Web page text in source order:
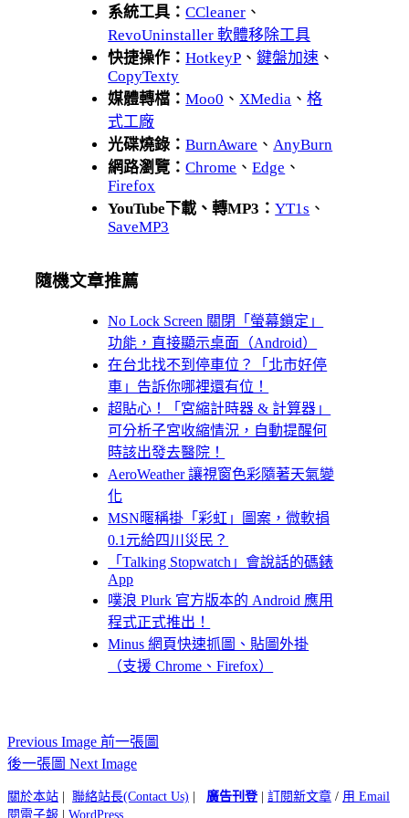
系統工具：CCleaner 、
RevoUninstaller 軟體移除工具
快捷操作：HotkeyP 、鍵盤加速 、
CopyTexty
媒體轉檔：Moo0 、 XMedia 、格
式工廠
光碟燒錄：BurnAware 、 AnyBurn
網路瀏覽：Chrome 、Edge 、
Firefox
YouTube下載、轉MP3：YT1s 、
SaveMP3
隨機文章推薦
No Lock Screen 關閉「螢幕鎖定」
功能，直接顯示桌面（Android）
在台北找不到停車位？「北市好停
車」告訴你哪裡還有位！
超貼心！「宮縮計時器 & 計算器」
可分析子宮收縮情況，自動提醒何
時該出發去醫院！
AeroWeather 讓視窗色彩隨著天氣變
化
MSN暱稱掛「彩虹」圖案，微軟捐
0.1元給四川災民？
「Talking Stopwatch」會說話的碼錶
App
噗浪 Plurk 官方版本的 Android 應用
程式正式推出！
Minus 網頁快速抓圖、貼圖外掛
（支援 Chrome、Firefox）
Previous Image 前一張圖
後一張圖 Next Image
關於本站 聯絡站長(Contact Us) 廣告刊登| 訂閱新文章 / 用 Email
閱電子報
WordPress